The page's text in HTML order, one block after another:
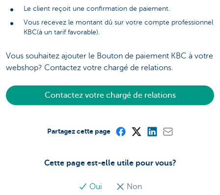
Le client reçoit une confirmation de paiement.
Vous recevez le montant dû sur votre compte professionnel
KBC(à un tarif favorable).
Vous souhaitez ajouter le Bouton de paiement KBC à votre
webshop? Contactez votre chargé de relations.
Contactez votre chargé de relations
Cette page est-elle utile pour vous?
Oui Non
Partagez cette page